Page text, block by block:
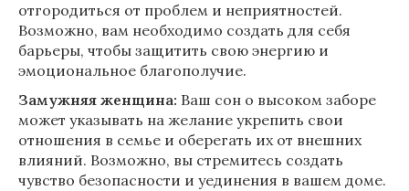
отгородиться от проблем и неприятностей.
Возможно, вам необходимо создать для себя
барьеры, чтобы защитить свою энергию и
эмоциональное благополучие.
Замужняя женщина: Ваш сон о высоком заборе
может указывать на желание укрепить свои
отношения в семье и оберегать их от внешних
влияний. Возможно, вы стремитесь создать
чувство безопасности и уединения в вашем доме.